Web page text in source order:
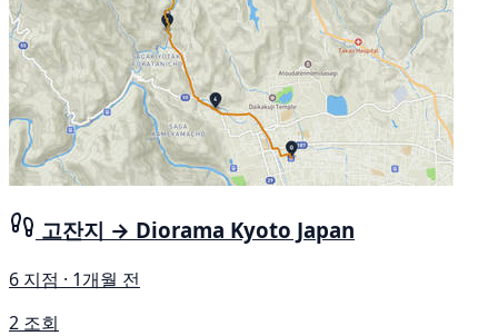
고잔지 → Diorama Kyoto Japan
6 지점 · 1개월 전
2 조회